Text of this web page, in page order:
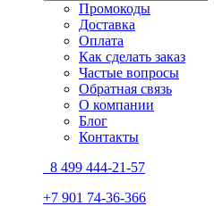
Промокоды
Доставка
Оплата
Как сделать заказ
Частые вопросы
Обратная связь
О компании
Блог
Контакты
8 499 444-21-57
+7 901 74-36-366